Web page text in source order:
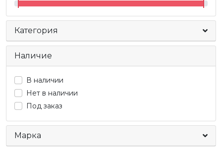
Наличие
В наличии
Нет в наличии
Под заказ
Марка
Категория